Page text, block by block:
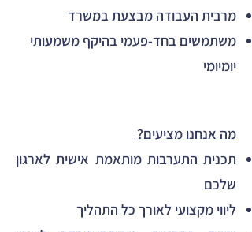
מרבית העבודה מבצעת במשרד
משתמשים בחד-פעמי בהיקף משמעותי
יומיומי
מה אנחנו מציעים?
תכנית התערבות מותאמת אישית לארגון
שלכם
ליווי מקצועי לאורך כל התהליך